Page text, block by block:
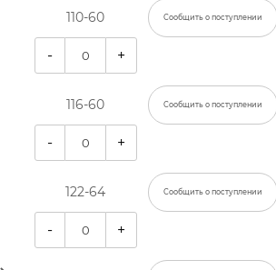
110-60 Сообщить о поступлении
- +
116-60 Сообщить о поступлении
- +
122-64 Сообщить о поступлении
- +